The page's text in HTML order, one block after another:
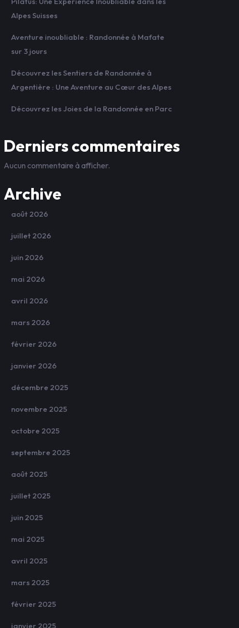
Alpes Suisses
Aventure inoubliable : Randonnée à Mafate
sur 3 jours
Découvrez les Sentiers de Randonnée à
Argentière : Une Aventure au Cœur des Alpes
Découvrez les Joies de la Randonnée en Parc
Derniers commentaires
Aucun commentaire à afficher.
Archive
août 2026
juillet 2026
juin 2026
mai 2026
avril 2026
mars 2026
février 2026
janvier 2026
décembre 2025
novembre 2025
octobre 2025
septembre 2025
août 2025
juillet 2025
juin 2025
mai 2025
avril 2025
mars 2025
février 2025
janvier 2025